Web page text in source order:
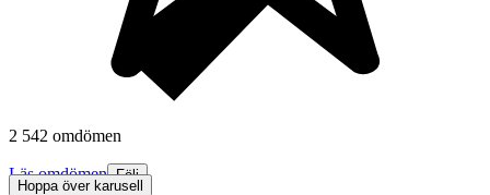
2 542 omdömen
Läs omdömen Följ
Hoppa över karusell